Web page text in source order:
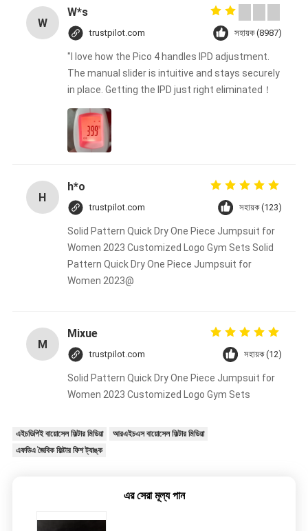
W
W*s
trustpilot.com সহায়ক (8987)
"I love how the Pico 4 handles IPD adjustment.
The manual slider is intuitive and stays securely
in place. Getting the IPD just right eliminated！
H
h*o
trustpilot.com সহায়ক (123)
Solid Pattern Quick Dry One Piece Jumpsuit for
Women 2023 Customized Logo Gym Sets Solid
Pattern Quick Dry One Piece Jumpsuit for
Women 2023@
M
Mixue
trustpilot.com সহায়ক (12)
Solid Pattern Quick Dry One Piece Jumpsuit for
Women 2023 Customized Logo Gym Sets
এইচডিপিই বায়োসেল ফিল্টার মিডিয়া
আরএইচএস বায়োসেল ফিল্টার মিডিয়া
এফডিএ জৈবিক ফিল্টার ফিশ ট্যাঙ্ক
এর সেরা মূল্য পান